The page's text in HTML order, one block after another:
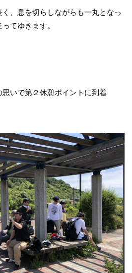
く、息を切らしながらも一丸となっ
てゆきます。
いで第２休憩ポイントに到着